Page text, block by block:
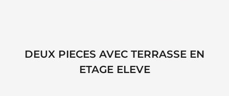
DEUX PIECES AVEC TERRASSE EN
ETAGE ELEVE